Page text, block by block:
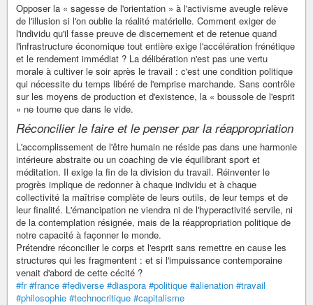
Opposer la « sagesse de l'orientation » à l'activisme aveugle relève
de l'illusion si l'on oublie la réalité matérielle. Comment exiger de
l'individu qu'il fasse preuve de discernement et de retenue quand
l'infrastructure économique tout entière exige l'accélération frénétique
et le rendement immédiat ? La délibération n'est pas une vertu
morale à cultiver le soir après le travail : c'est une condition politique
qui nécessite du temps libéré de l'emprise marchande. Sans contrôle
sur les moyens de production et d'existence, la « boussole de l'esprit
» ne tourne que dans le vide.
Réconcilier le faire et le penser par la réappropriation
L'accomplissement de l'être humain ne réside pas dans une harmonie
intérieure abstraite ou un coaching de vie équilibrant sport et
méditation. Il exige la fin de la division du travail. Réinventer le
progrès implique de redonner à chaque individu et à chaque
collectivité la maîtrise complète de leurs outils, de leur temps et de
leur finalité. L'émancipation ne viendra ni de l'hyperactivité servile, ni
de la contemplation résignée, mais de la réappropriation politique de
notre capacité à façonner le monde.
Prétendre réconcilier le corps et l'esprit sans remettre en cause les
structures qui les fragmentent : et si l'impuissance contemporaine
venait d'abord de cette cécité ?
#fr #france #fediverse #diaspora #politique #alienation #travail
#philosophie #technocritique #capitalisme